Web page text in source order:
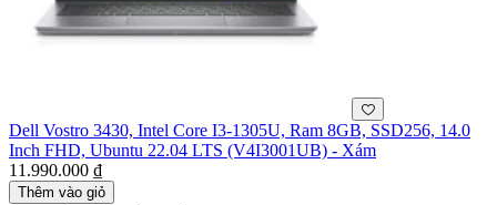
Dell Vostro 3430, Intel Core I3-1305U, Ram 8GB, SSD256, 14.0
Inch FHD, Ubuntu 22.04 LTS (V4I3001UB) - Xám
11.990.000 ₫
Thêm vào giỏ